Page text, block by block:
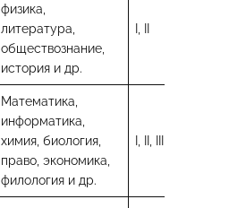
физика,
литература,
обществознание,
история и др.
I, II
Математика,
информатика,
химия, биология,
право, экономика,
филология и др.
I, II, III